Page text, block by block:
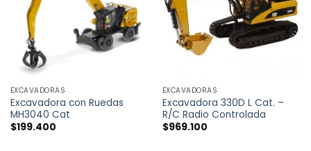
DE
DESEOS
EXCAVADORAS
Excavadora con Ruedas
MH3040 Cat
$199.400
DE
DESEOS
EXCAVADORAS
Excavadora 330D L Cat. –
R/C Radio Controlada
$969.100